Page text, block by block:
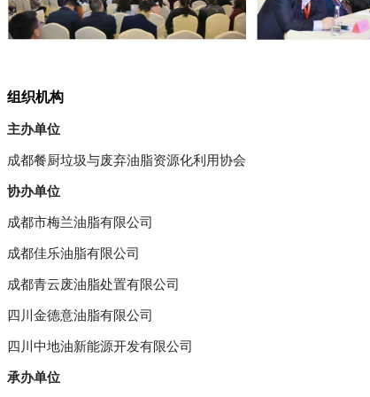
组织机构
主办单位
成都餐厨垃圾与废弃油脂资源化利用协会
协办单位
成都市梅兰油脂有限公司
成都佳乐油脂有限公司
成都青云废油脂处置有限公司
四川金德意油脂有限公司
四川中地油新能源开发有限公司
承办单位